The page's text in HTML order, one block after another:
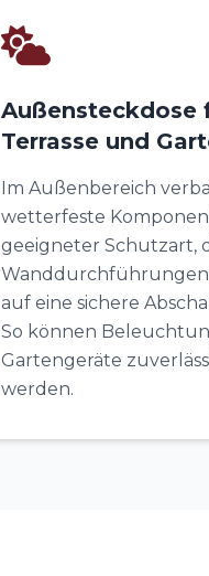
Außensteckdose
Terrasse und
Im Außenbereich
wetterfeste
geeigneter Schutzart,
auf eine sichere
So können
Gartengeräte
werden.